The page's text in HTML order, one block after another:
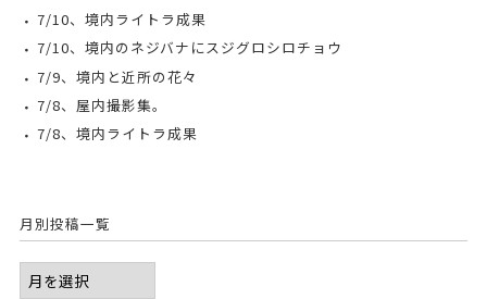
7/10、境内ライトラ成果
7/10、境内のネジバナにスジグロシロチョウ
7/9、境内と近所の花々
7/8、屋内撮影集。
7/8、境内ライトラ成果
月別投稿一覧